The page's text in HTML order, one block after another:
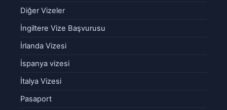
Diğer Vizeler
İngiltere Vize Başvurusu
İrlanda Vizesi
İspanya vizesi
İtalya Vizesi
Pasaport